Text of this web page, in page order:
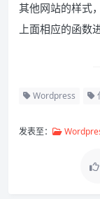
其他网站的样式
上面相应的函数
Wordpress
发表至：